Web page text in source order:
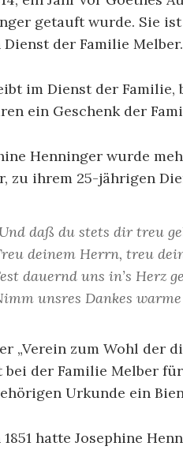
getauft wurde. Sie
Dienst der Familie Melber.
im Dienst der
ein Geschenk der
Henninger wurde
zu ihrem 25-jährigen
daß du stets dir treu
deinem Herrn, treu
dauernd uns in’s Herz
unsres Dankes
„Verein zum Wohl der
bei der Familie Melber
Urkunde ein
1851 hatte Josephine